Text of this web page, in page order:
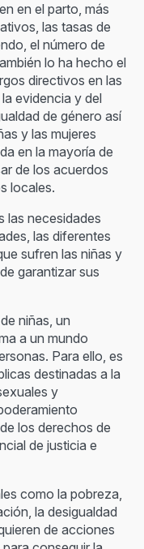
en el parto, más
las tasas de
el número de
lo ha hecho el
directivos en las
evidencia y del
de género así
y las mujeres
en la mayoría de
de los acuerdos
locales.
las necesidades
las diferentes
sufren las niñas y
garantizar sus
niñas, un
a un mundo
Para ello, es
destinadas a la
y
los derechos de
de justicia e
como la pobreza,
la desigualdad
de acciones